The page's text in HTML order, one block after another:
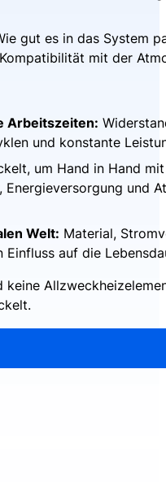
gut es in das System
mit der
Arbeitszeiten:
und konstante
um Hand in Hand
Energieversorgung und
Welt: Material,
auf die
keine